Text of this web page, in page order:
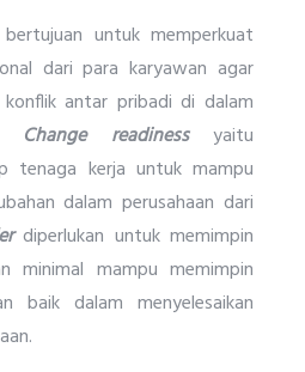
untuk memperkuat
dari para karyawan agar
antar pribadi di dalam
Change readinessyaitu
tenaga kerja untuk mampu
dalam perusahaan dari
diperlukan untuk memimpin
minimal mampu memimpin
baik dalam menyelesaikan